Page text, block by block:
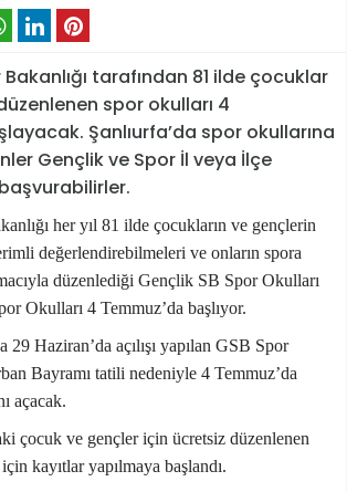
tarafından 81 ilde çocuklar
spor okulları 4
Şanlıurfa’da spor okullarına
Gençlik ve Spor İl veya İlçe
her yıl 81 ilde çocukların ve gençlerin
değerlendirebilmeleri ve onların spora
la düzenlediği Gençlik SB Spor Okulları
Okulları 4 Temmuz’da başlıyor.
29 Haziran’da açılışı yapılan GSB Spor
Bayramı tatili nedeniyle 4 Temmuz’da
açacak.
çocuk ve gençleriçin ücretsiz düzenlenen
kayıtlar yapılmaya başlandı.